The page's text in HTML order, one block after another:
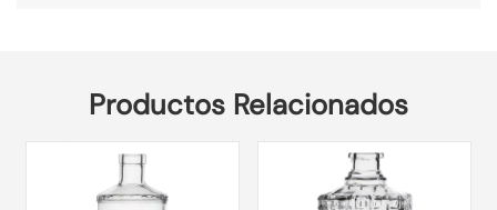
Productos Relacionados